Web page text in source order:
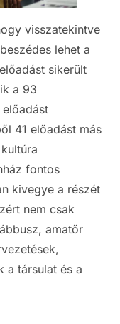
visszatekintve
lehet a
sikerült
a 93
41 előadást más
fontos
kivegye a részét
nem csak
amatőr
a társulat és a